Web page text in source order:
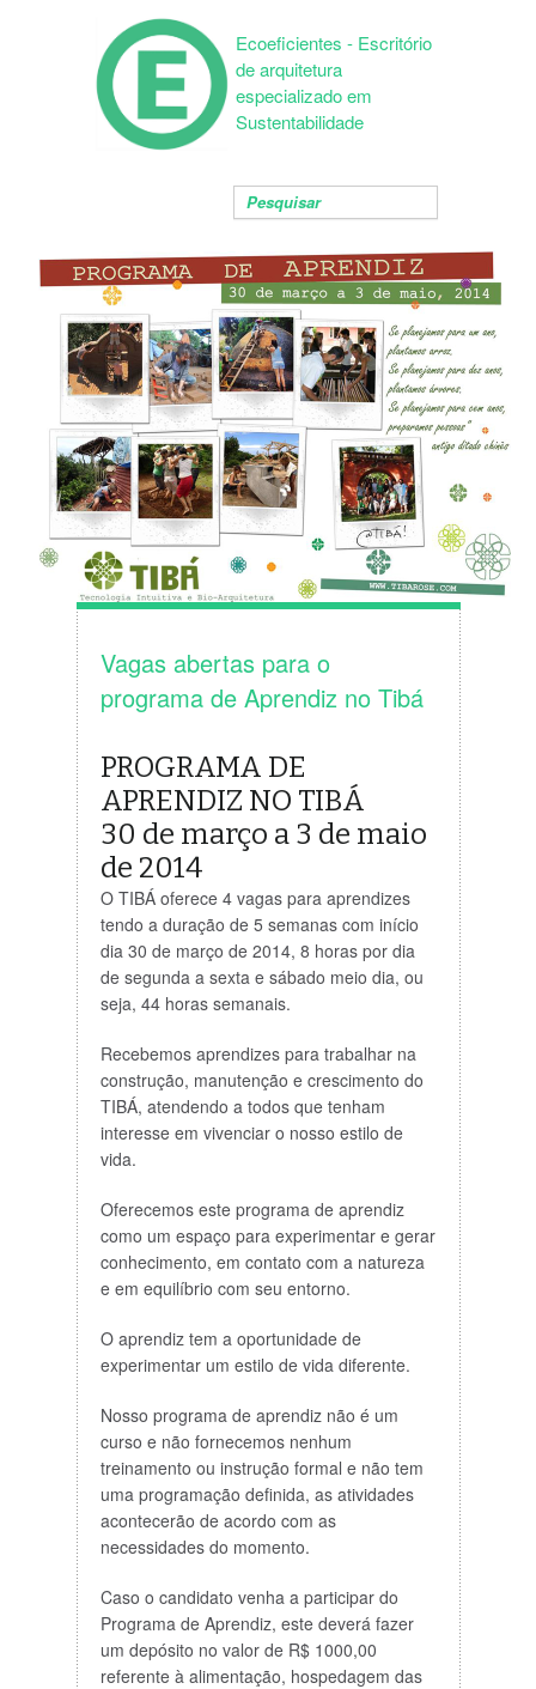
Ecoeficientes - Escritório
de arquitetura
especializado em
Sustentabilidade
Vagas abertas para o
programa de Aprendiz no Tibá
PROGRAMA DE
APRENDIZ NO TIBÁ
30 de março a 3 de maio
de 2014
O TIBÁ oferece 4 vagas para aprendizes
tendo a duração de 5 semanas com início
dia 30 de março de 2014, 8 horas por dia
de segunda a sexta e sábado meio dia, ou
seja, 44 horas semanais.
Recebemos aprendizes para trabalhar na
construção, manutenção e crescimento do
TIBÁ, atendendo a todos que tenham
interesse em vivenciar o nosso estilo de
vida.
Oferecemos este programa de aprendiz
como um espaço para experimentar e gerar
conhecimento, em contato com a natureza
e em equilíbrio com seu entorno.
O aprendiz tem a oportunidade de
experimentar um estilo de vida diferente.
Nosso programa de aprendiz não é um
curso e não fornecemos nenhum
treinamento ou instrução formal e não tem
uma programação definida, as atividades
acontecerão de acordo com as
necessidades do momento.
Caso o candidato venha a participar do
Programa de Aprendiz, este deverá fazer
um depósito no valor de R$ 1000,00
referente à alimentação, hospedagem das